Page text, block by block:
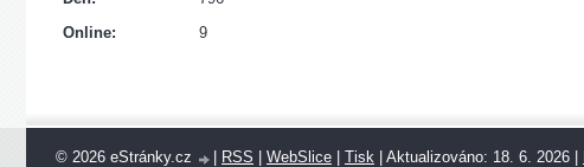
Online: 9
© 2026 eStránky.cz RSS WebSlice Tisk Aktualizováno: 18. 6. 2026